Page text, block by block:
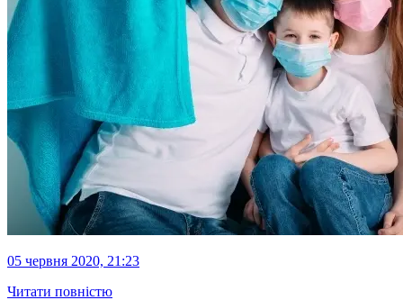
05 червня 2020, 21:23
Читати повністю